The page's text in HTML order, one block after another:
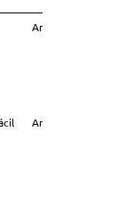
Anulado/
Anulado/